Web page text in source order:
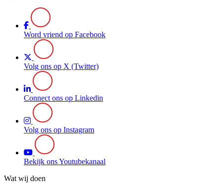
Word vriend op Facebook
Volg ons op X (Twitter)
Connect ons op Linkedin
Volg ons op Instagram
Bekijk ons Youtubekanaal
Wat wij doen